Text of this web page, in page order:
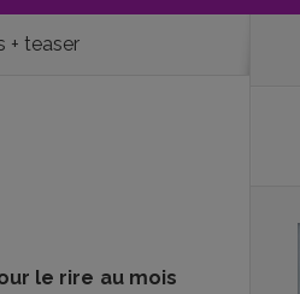
+ teaser
le rire au mois